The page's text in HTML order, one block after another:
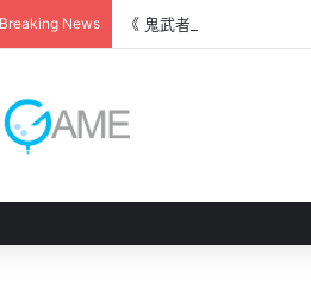
Breaking News 《 鬼武者 劍之道 》 實機